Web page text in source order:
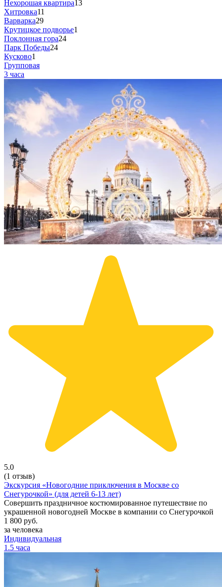
Нехорошая квартира13
Хитровка11
Варварка29
Крутицкое подворье1
Поклонная гора24
Парк Победы24
Кусково1
Групповая
3 часа
5.0
(1 отзыв)
Экскурсия «Новогодние приключения в Москве со
Снегурочкой» (для детей 6-13 лет)
Совершить праздничное костюмированное путешествие по
украшенной новогодней Москве в компании со Снегурочкой
1 800 руб.
за человека
Индивидуальная
1.5 часа